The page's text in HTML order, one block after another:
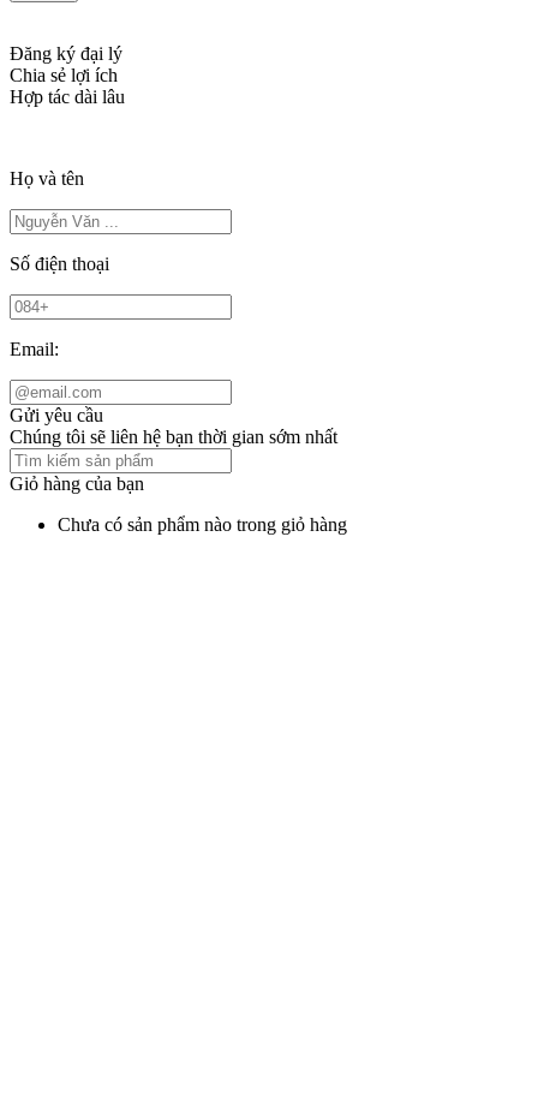
Đăng ký đại lý
Chia sẻ lợi ích
Hợp tác dài lâu
Họ và tên
Số điện thoại
Email:
Gửi yêu cầu
Chúng tôi sẽ liên hệ bạn thời gian sớm nhất
Giỏ hàng của bạn
Chưa có sản phẩm nào trong giỏ hàng